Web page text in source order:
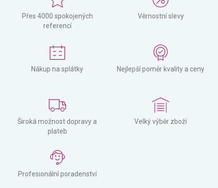
Přes 4000 spokojených
referencí
Věrnostní slevy
Nákup na splátky Nejlepší poměr kvality a ceny
Široká možnost dopravy a
plateb
Velký výběr zboží
Profesionální poradenství